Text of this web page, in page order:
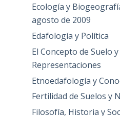
Ecología y
agosto de 2009
Edafología y Política
El Concepto de Suelo y
Representaciones
Etnoedafología y
Fertilidad de Suelos y
Filosofía, Historia y